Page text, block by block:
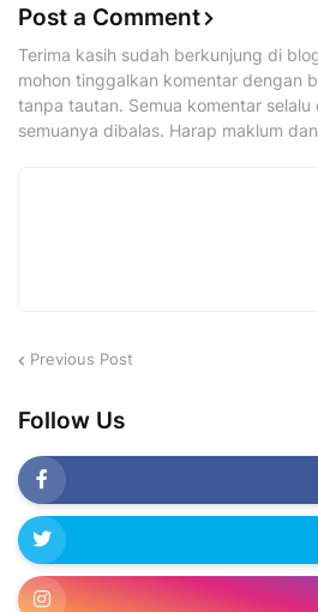
Post a Comment
Terima kasih sudah berkunjung di
mohon tinggalkan komentar dengan
tanpa tautan. Semua komentar
semuanya dibalas. Harap maklum
Previous Post
Follow Us